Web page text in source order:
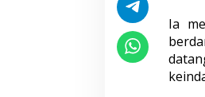
Ia